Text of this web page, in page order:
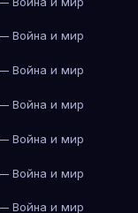
Война и мир
Война и мир
Война и мир
Война и мир
Война и мир
Война и мир